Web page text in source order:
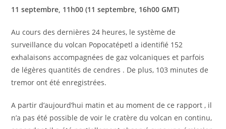
11 septembre, 11h00 (11 septembre, 16h00 GMT)
Au cours des dernières 24 heures, le système de
surveillance du volcan Popocatépetl a identifié 152
exhalaisons accompagnées de gaz volcaniques et parfois
de légères quantités de cendres . De plus, 103 minutes de
tremor ont été enregistrées.
A partir d’aujourd’hui matin et au moment de ce rapport , il
n’a pas été possible de voir le cratère du volcan en continu,